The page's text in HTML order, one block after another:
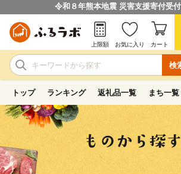
令和８年熊本地震 災害支援寄付受
検
上限額 お気に入り カート
トップ ランキング 返礼品一覧 まち一覧